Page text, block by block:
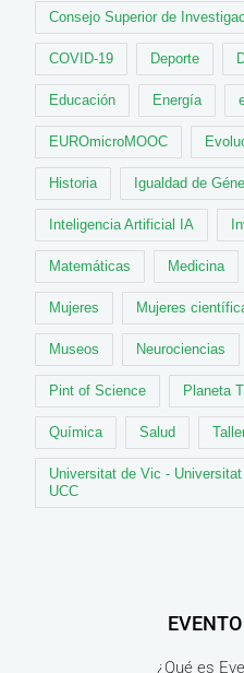
Consejo Superior de
COVID-19 Deporte
Educación Energía
EUROmicroMOOC
Historia Igualdad de
Inteligencia Artificial IA
Matemáticas Medicina
Mujeres Mujeres
Museos Neurociencias
Pint of Science Planeta
Química Salud
Universitat de Vic -
UCC
¿Qué es